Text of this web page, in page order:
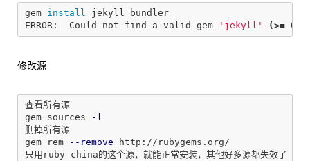
gem install jekyll bundler
ERROR:  Could not find a valid gem
'jekyll' (>= 0
修改源
查看所有源
gem sources
-l
删掉所有源
gem rem
--remove http://rubygems.org/
只用ruby-china的这个源，就能正常安装，其他好多源都失效了